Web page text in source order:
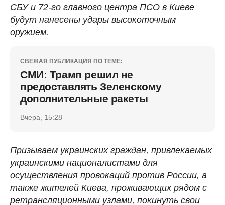
СБУ и 72-го главного центра ПСО в Киеве
будут нанесены удары высокоточным
оружием.
СВЕЖАЯ ПУБЛИКАЦИЯ ПО ТЕМЕ:
СМИ: Трамп решил не
предоставлять Зеленскому
дополнительные ракеты
Вчера, 15:28
Призываем украинских граждан, привлекаемых
украинскими националистами для
осуществления провокаций против России, а
также жителей Киева, проживающих рядом с
ретрансляционными узлами, покинуть свои